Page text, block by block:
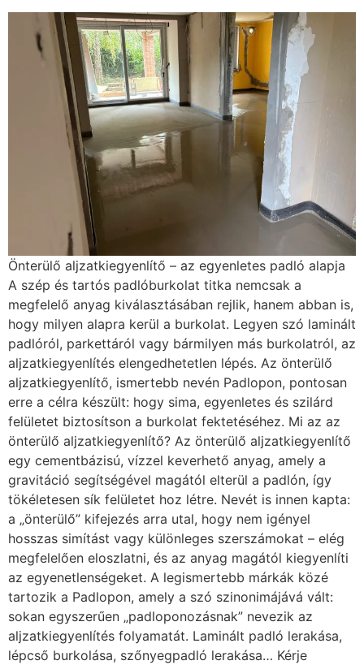
Önterülő aljzatkiegyenlítő – az egyenletes padló alapja
A szép és tartós padlóburkolat titka nemcsak a
megfelelő anyag kiválasztásában rejlik, hanem abban is,
hogy milyen alapra kerül a burkolat. Legyen szó laminált
padlóról, parkettáról vagy bármilyen más burkolatról, az
aljzatkiegyenlítés elengedhetetlen lépés. Az önterülő
aljzatkiegyenlítő, ismertebb nevén Padlopon, pontosan
erre a célra készült: hogy sima, egyenletes és szilárd
felületet biztosítson a burkolat fektetéséhez. Mi az az
önterülő aljzatkiegyenlítő? Az önterülő aljzatkiegyenlítő
egy cementbázisú, vízzel keverhető anyag, amely a
gravitáció segítségével magától elterül a padlón, így
tökéletesen sík felületet hoz létre. Nevét is innen kapta:
a „önterülő” kifejezés arra utal, hogy nem igényel
hosszas simítást vagy különleges szerszámokat – elég
megfelelően eloszlatni, és az anyag magától kiegyenlíti
az egyenetlenségeket. A legismertebb márkák közé
tartozik a Padlopon, amely a szó szinonimájává vált:
sokan egyszerűen „padloponozásnak” nevezik az
aljzatkiegyenlítés folyamatát. Laminált padló lerakása,
lépcső burkolása, szőnyegpadló lerakása… Kérje